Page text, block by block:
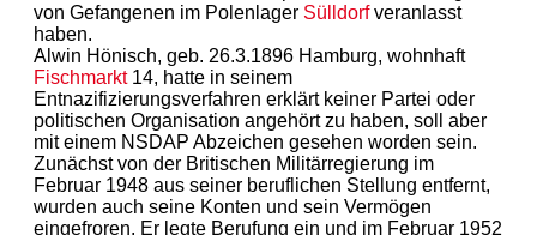
von Gefangenen im Polenlager Sülldorfveranlasst
haben.
Alwin Hönisch, geb. 26.3.1896 Hamburg, wohnhaft
Fischmarkt14, hatte in seinem
Entnazifizierungsverfahren erklärt keiner Partei oder
politischen Organisation angehört zu haben, soll aber
mit einem NSDAP Abzeichen gesehen worden sein.
Zunächst von der Britischen Militärregierung im
Februar 1948 aus seiner beruflichen Stellung entfernt,
wurden auch seine Konten und sein Vermögen
eingefroren. Er legte Berufung ein und im Februar 1952